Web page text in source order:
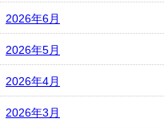
2026年6月
2026年5月
2026年4月
2026年3月